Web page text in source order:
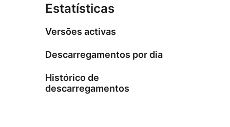
Estatísticas
Versões activas
Descarregamentos por dia
Histórico de
descarregamentos